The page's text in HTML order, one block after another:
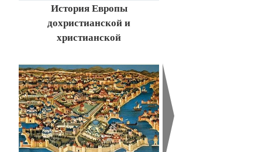
История Европы
дохристианской и
христианской